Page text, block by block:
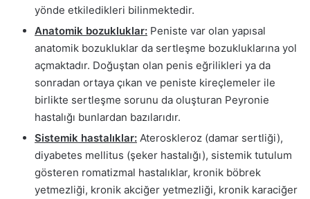
yönde etkiledikleri bilinmektedir.
Anatomik bozukluklar: Peniste var olan yapısal
anatomik bozukluklar da sertleşme bozukluklarına yol
açmaktadır. Doğuştan olan penis eğrilikleri ya da
sonradan ortaya çıkan ve peniste kireçlemeler ile
birlikte sertleşme sorunu da oluşturan Peyronie
hastalığı bunlardan bazılarıdır.
Sistemik hastalıklar: Ateroskleroz (damar sertliği),
diyabetes mellitus (şeker hastalığı), sistemik tutulum
gösteren romatizmal hastalıklar, kronik böbrek
yetmezliği, kronik akciğer yetmezliği, kronik karaciğer